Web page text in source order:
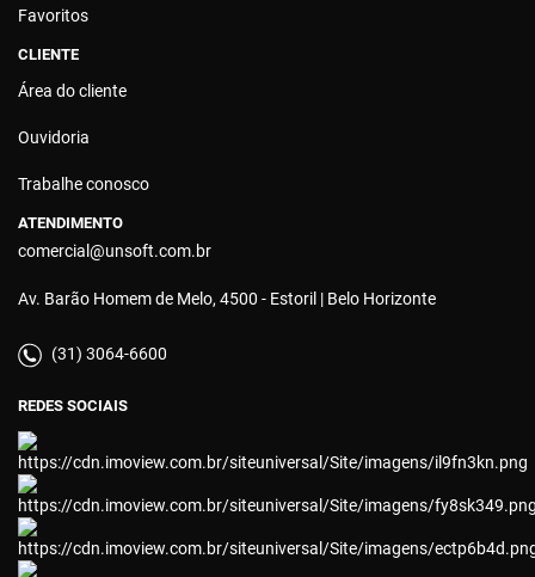
Favoritos
CLIENTE
Área do cliente
Ouvidoria
Trabalhe conosco
ATENDIMENTO
comercial@unsoft.com.br
Av. Barão Homem de Melo, 4500 - Estoril | Belo Horizonte
(31) 3064-6600
REDES SOCIAIS